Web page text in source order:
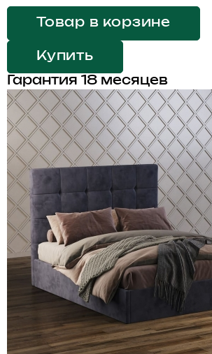
Товар в корзине
Купить
Гарантия 18 месяцев